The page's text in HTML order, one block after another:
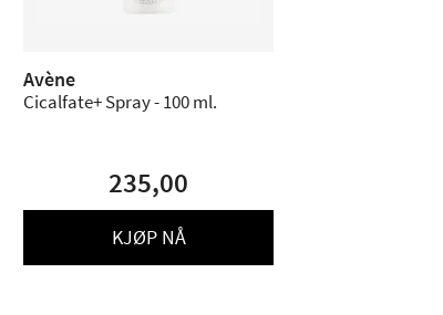
Avène
Cicalfate+ Spray - 100 ml.
235,00
KJØP NÅ